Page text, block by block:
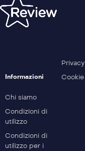
Informazioni
Chi siamo
Condizioni di
utilizzo
Condizioni di
utilizzo per i